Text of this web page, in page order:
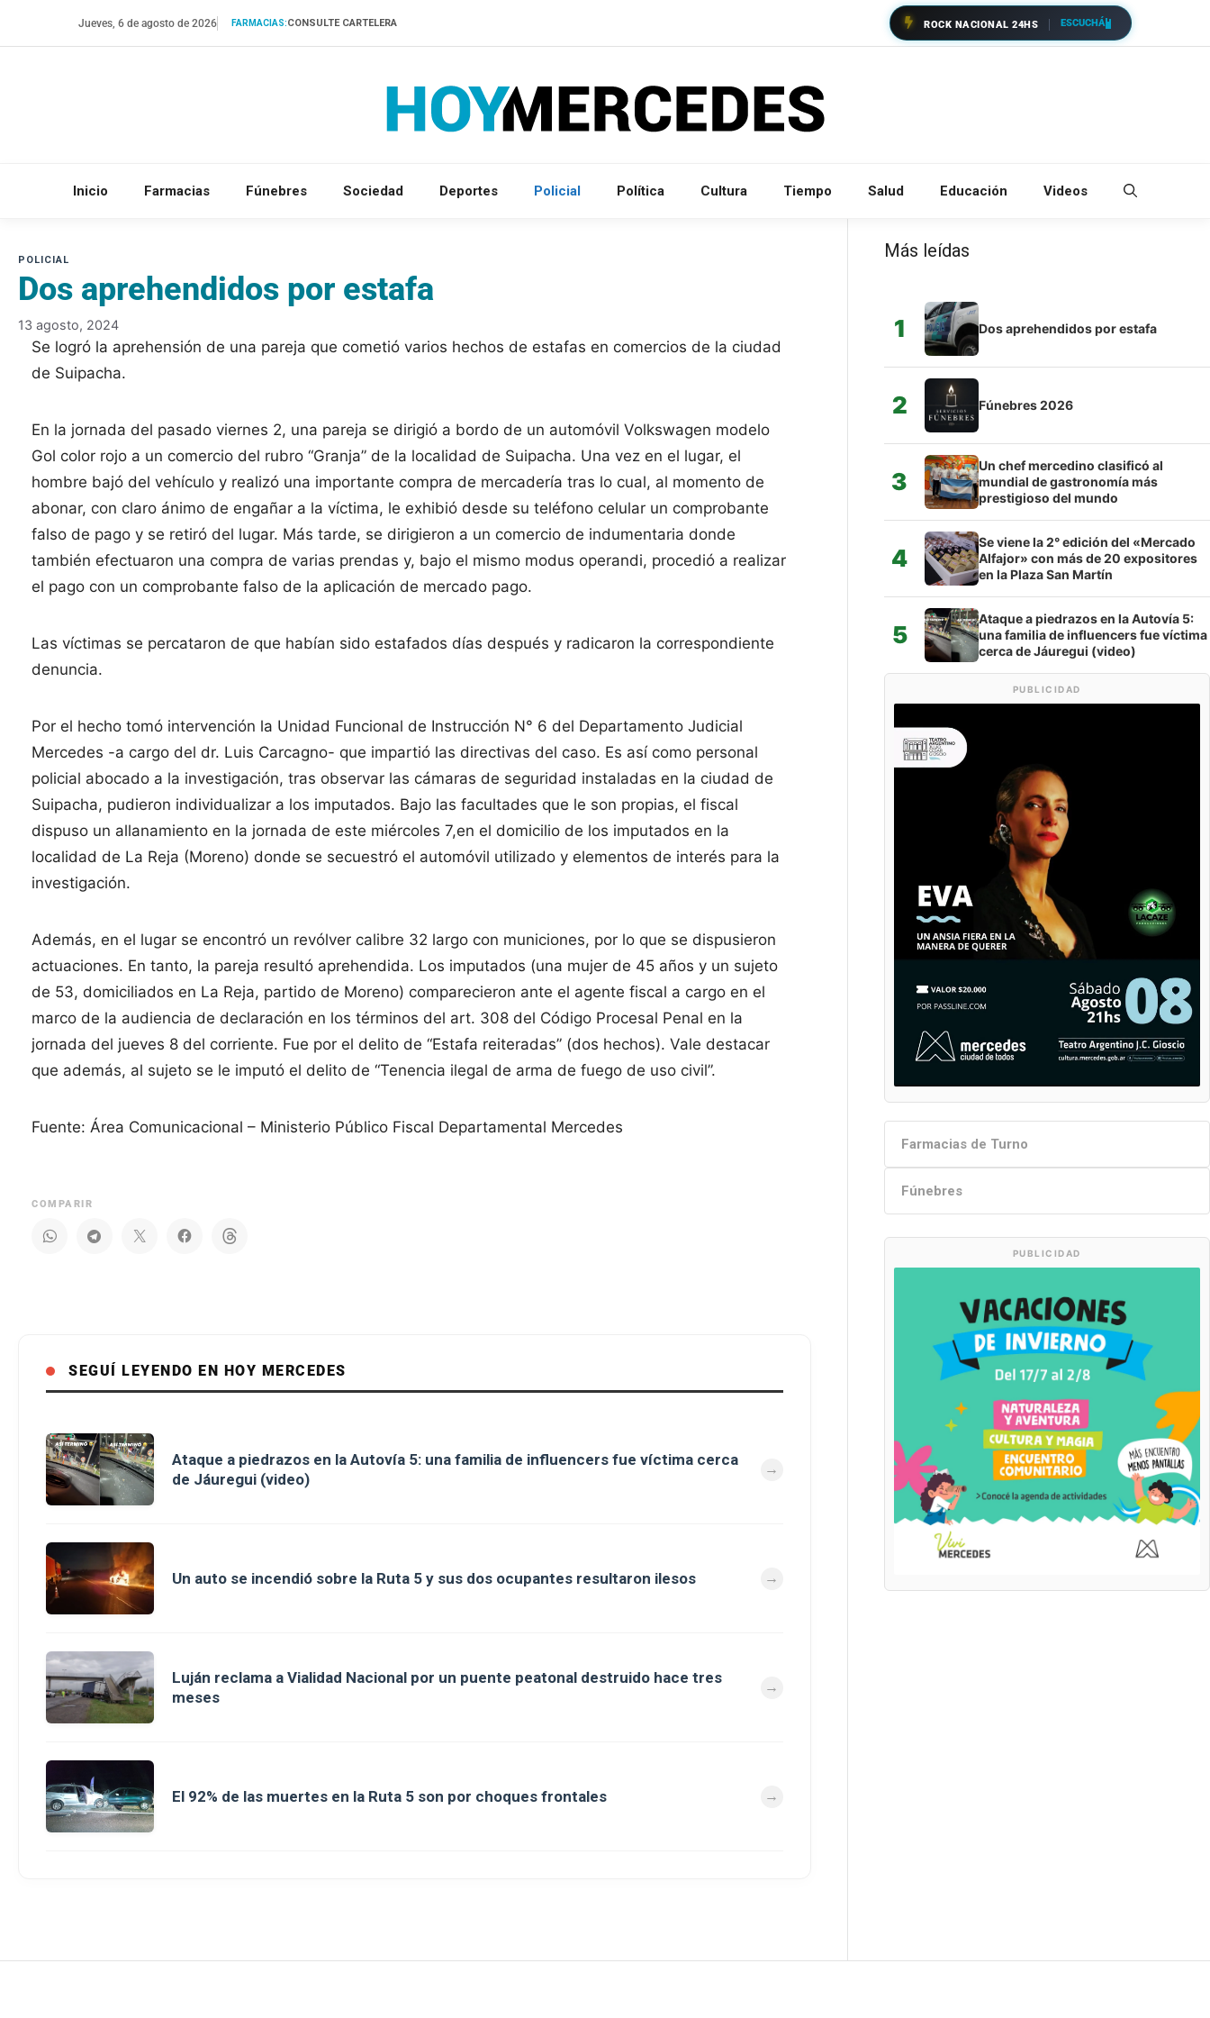
Jueves, 6 de agosto de 2026 FARMACIAS:CONSULTE CARTELERA ROCK NACIONAL 24HS ESCUCHÁ
Inicio Farmacias Fúnebres Sociedad Deportes Policial Política Cultura Tiempo Salud Educación Videos
Dos aprehendidos por estafa
13 agosto, 2024
Se logró la aprehensión de una pareja que cometió varios hechos de estafas en comercios de la ciudad
de Suipacha.
En la jornada del pasado viernes 2, una pareja se dirigió a bordo de un automóvil Volkswagen modelo
Gol color rojo a un comercio del rubro “Granja” de la localidad de Suipacha. Una vez en el lugar, el
hombre bajó del vehículo y realizó una importante compra de mercadería tras lo cual, al momento de
abonar, con claro ánimo de engañar a la víctima, le exhibió desde su teléfono celular un comprobante
falso de pago y se retiró del lugar. Más tarde, se dirigieron a un comercio de indumentaria donde
también efectuaron una compra de varias prendas y, bajo el mismo modus operandi, procedió a realizar
el pago con un comprobante falso de la aplicación de mercado pago.
Las víctimas se percataron de que habían sido estafados días después y radicaron la correspondiente
denuncia.
Por el hecho tomó intervención la Unidad Funcional de Instrucción N° 6 del Departamento Judicial
Mercedes -a cargo del dr. Luis Carcagno- que impartió las directivas del caso. Es así como personal
policial abocado a la investigación, tras observar las cámaras de seguridad instaladas en la ciudad de
Suipacha, pudieron individualizar a los imputados. Bajo las facultades que le son propias, el fiscal
dispuso un allanamiento en la jornada de este miércoles 7,en el domicilio de los imputados en la
localidad de La Reja (Moreno) donde se secuestró el automóvil utilizado y elementos de interés para la
investigación.
Además, en el lugar se encontró un revólver calibre 32 largo con municiones, por lo que se dispusieron
actuaciones. En tanto, la pareja resultó aprehendida. Los imputados (una mujer de 45 años y un sujeto
de 53, domiciliados en La Reja, partido de Moreno) comparecieron ante el agente fiscal a cargo en el
marco de la audiencia de declaración en los términos del art. 308 del Código Procesal Penal en la
jornada del jueves 8 del corriente. Fue por el delito de “Estafa reiteradas” (dos hechos). Vale destacar
que además, al sujeto se le imputó el delito de “Tenencia ilegal de arma de fuego de uso civil”.
Fuente: Área Comunicacional – Ministerio Público Fiscal Departamental Mercedes
COMPARIR
SEGUÍ LEYENDO EN HOY MERCEDES
Ataque a piedrazos en la Autovía 5: una familia de influencers fue víctima cerca
de Jáuregui (video)
Un auto se incendió sobre la Ruta 5 y sus dos ocupantes resultaron ilesos
Luján reclama a Vialidad Nacional por un puente peatonal destruido hace tres
meses
El 92% de las muertes en la Ruta 5 son por choques frontales
Más leídas
1 Dos aprehendidos por estafa
2 Fúnebres 2026
3
Un chef mercedino clasificó al
mundial de gastronomía más
prestigioso del mundo
4
Se viene la 2° edición del «Mercado
Alfajor» con más de 20 expositores
en la Plaza San Martín
5
Ataque a piedrazos en la Autovía 5:
una familia de influencers fue víctima
cerca de Jáuregui (video)
PUBLICIDAD
Farmacias de Turno
Fúnebres
PUBLICIDAD